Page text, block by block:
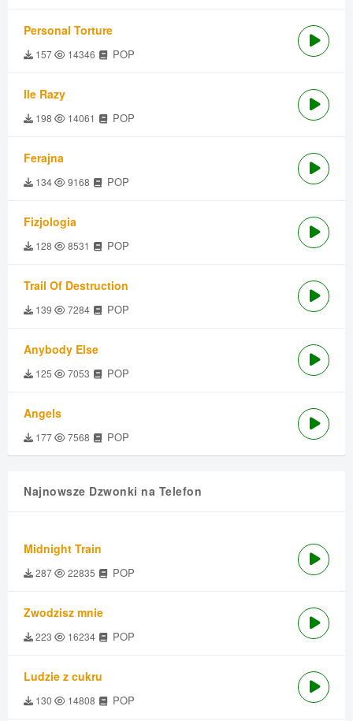
Personal Torture
157 14346 POP
Ile Razy
198 14061 POP
Ferajna
134 9168 POP
Fizjologia
128 8531 POP
Trail Of Destruction
139 7284 POP
Anybody Else
125 7053 POP
Angels
177 7568 POP
Najnowsze Dzwonki na Telefon
Midnight Train
287 22835 POP
Zwodzisz mnie
223 16234 POP
Ludzie z cukru
130 14808 POP